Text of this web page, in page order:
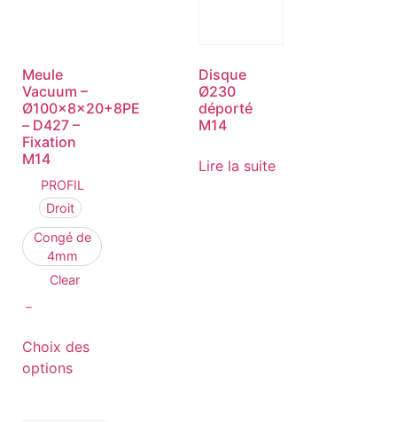
Meule
Vacuum –
Ø100x8x20+8PE
– D427 –
Fixation
M14
PROFIL
Droit
Congé de
4mm
Clear
–
Choix des
options
Disque
Ø230
déporté
M14
Lire la suite